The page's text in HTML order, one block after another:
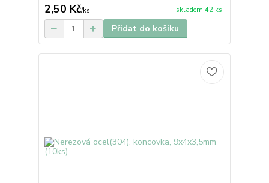
2,50 Kč/ks skladem 42 ks
Přidat do košíku